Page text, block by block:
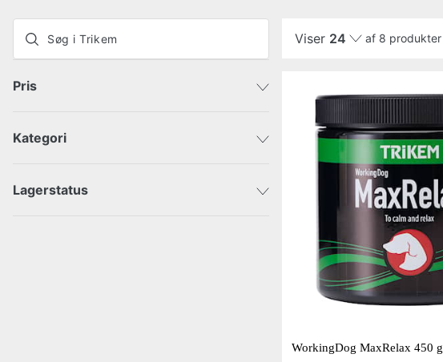
Pris
Kategori
Lagerstatus
Sendes med det samme
Viser 24 af 8 produkter
WorkingDog MaxRelax 450 g